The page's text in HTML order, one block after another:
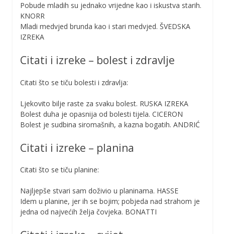
Pobude mladih su jednako vrijedne kao i iskustva starih.
KNORR
Mladi medvjed brunda kao i stari medvjed. ŠVEDSKA
IZREKA
Citati i izreke – bolest i zdravlje
Citati što se tiču bolesti i zdravlja:
Ljekovito bilje raste za svaku bolest. RUSKA IZREKA
Bolest duha je opasnija od bolesti tijela. CICERON
Bolest je sudbina siromašnih, a kazna bogatih. ANDRIĆ
Citati i izreke – planina
Citati što se tiču planine:
Najljepše stvari sam doživio u planinama. HASSE
Idem u planine, jer ih se bojim; pobjeda nad strahom je
jedna od najvećih želja čovjeka. BONATTI